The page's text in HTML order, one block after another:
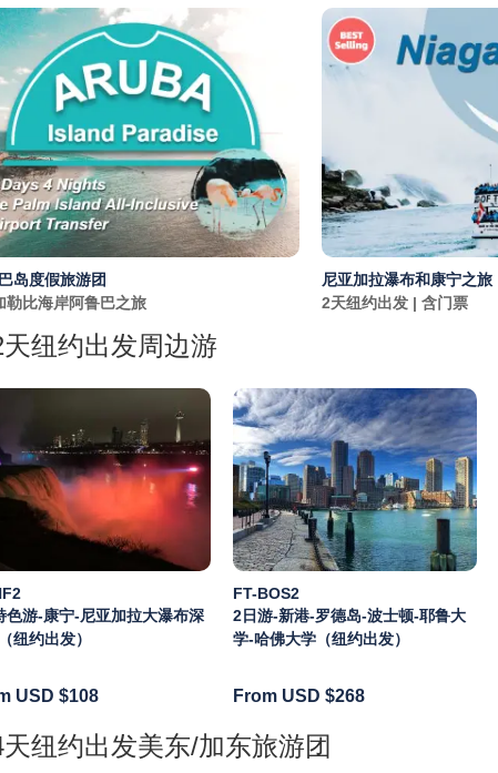
岛度假旅游团
勒比海岸阿鲁巴之旅
尼亚加拉瀑布和康宁之旅
2天纽约出发 | 含门票
天纽约出发周边游
色游-康宁-尼亚加拉大瀑布深
纽约出发）
USD $108
FT-BOS2
2日游-新港-罗德岛-波士顿-耶鲁大
学-哈佛大学（纽约出发）
From USD $268
天纽约出发美东/加东旅游团